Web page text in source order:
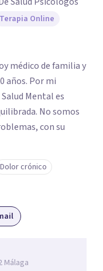
Terapia Online
médico de familia y
años. Por mi
Mental es
No somos
con su
Dolor crónico
Málaga